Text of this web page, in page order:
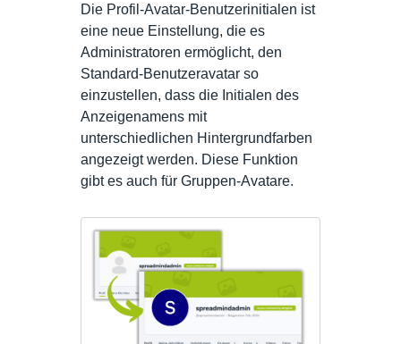
Die Profil-Avatar-Benutzerinitialen ist
eine neue Einstellung, die es
Administratoren ermöglicht, den
Standard-Benutzeravatar so
einzustellen, dass die Initialen des
Anzeigenamens mit
unterschiedlichen Hintergrundfarben
angezeigt werden. Diese Funktion
gibt es auch für Gruppen-Avatare.